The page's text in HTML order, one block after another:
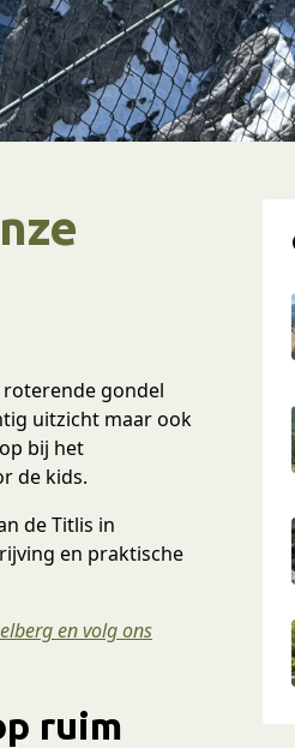
roterende gondel
uitzicht maar ook
bij het
de kids.
de Titlis in
en praktische
en volg ons
ruim